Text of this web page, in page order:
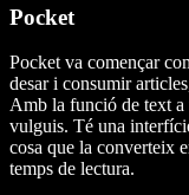
Pocket
Pocket va començar
desar i consumir
Amb la funció de text a
vulguis. Té una
cosa que la converteix
temps de lectura.